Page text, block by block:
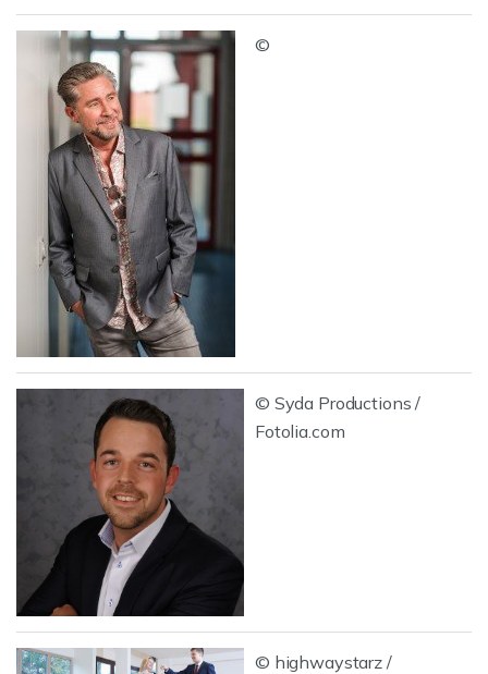
©
© Syda Productions /
Fotolia.com
© highwaystarz /